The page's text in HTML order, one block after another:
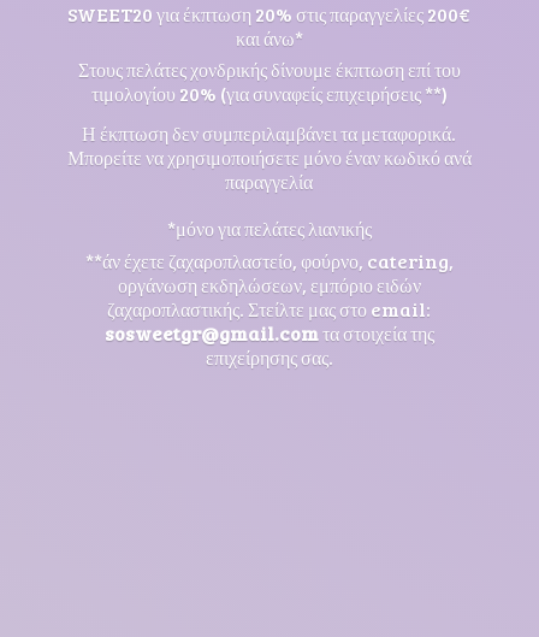
SWEET20 για έκπτωση 20% στις παραγγελίες 200€
και άνω*
Στους πελάτες χονδρικής δίνουμε έκπτωση επί του
τιμολογίου 20% (για συναφείς επιχειρήσεις **)
Η έκπτωση δεν συμπεριλαμβάνει τα μεταφορικά.
Μπορείτε να χρησιμοποιήσετε μόνο έναν κωδικό ανά
παραγγελία
*μόνο για πελάτες λιανικής
**άν έχετε ζαχαροπλαστείο, φούρνο, catering,
οργάνωση εκδηλώσεων, εμπόριο ειδών
ζαχαροπλαστικής. Στείλτε μας στο email:
sosweetgr@gmail.comτα στοιχεία της
επιχείρησης σας.